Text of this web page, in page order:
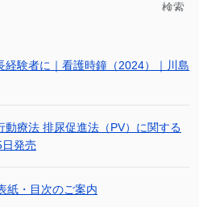
検索
経験者に｜看護時鐘（2024）｜川島
療法 排尿促進法（PV）に関する
発売
紙・目次のご案内